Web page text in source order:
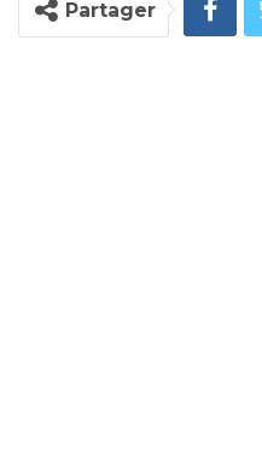
Partager